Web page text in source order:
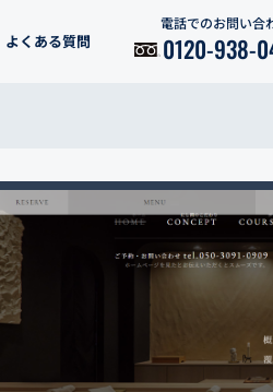
よくある質問
電話でのお問い合
0120-938-